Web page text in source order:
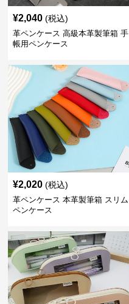
¥2,040 (税込)
革ペンケース 高級本革製筆箱 手
帳用ペンケース
¥2,020 (税込)
革ペンケース 本革製筆箱 スリム
ペンケース